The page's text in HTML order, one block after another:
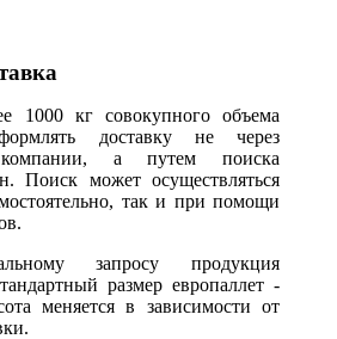
1000 кг совокупного объема
доставку не через
компании, а путем поиска
Поиск может осуществляться
так и при помощи
запросу продукция
размер европаллет -
меняется в зависимости от